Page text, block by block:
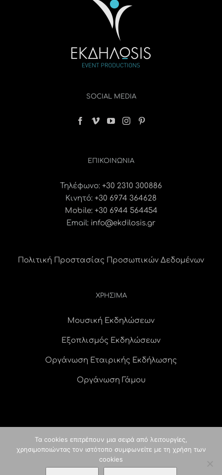
SOCIAL MEDIA
ΕΠΙΚΟΙΝΩΝΊΑ
Τηλέφωνο: +30 2310 300886
Κινητό: +30 6974 364628
Mobile: +30 6944 564454
Email: info@ekdilosis.gr
Πολιτική Προστασίας Προσωπικών Δεδομένων
ΧΡΗΣΙΜΑ
Μουσική Εκδηλώσεων
Εξοπλισμός Εκδηλώσεων
Οργάνωση Εταιρικής Εκδήλωσης
Οργάνωση Γάμου
© Copyright2026 idees digital agencyκατασκευή ιστοσελίδας|
ALL RIGHTS RESERVED |
Τα cookies επιτρέπουν μια σειρά από λειτουργίες,
χρησιμοποιώντας τον ιστότοπο συμφωνείτε με τη χρήση των
cookies